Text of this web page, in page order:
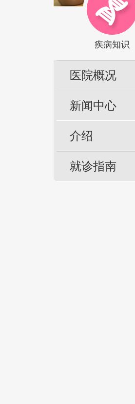
疾病知识
医院概况
新闻中心
介绍
就诊指南